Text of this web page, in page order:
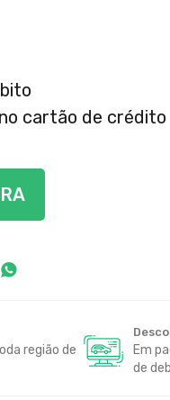
no cartão de crédito
região de
Em
de